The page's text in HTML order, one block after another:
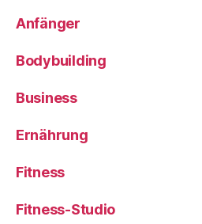
Anfänger
Bodybuilding
Business
Ernährung
Fitness
Fitness-Studio